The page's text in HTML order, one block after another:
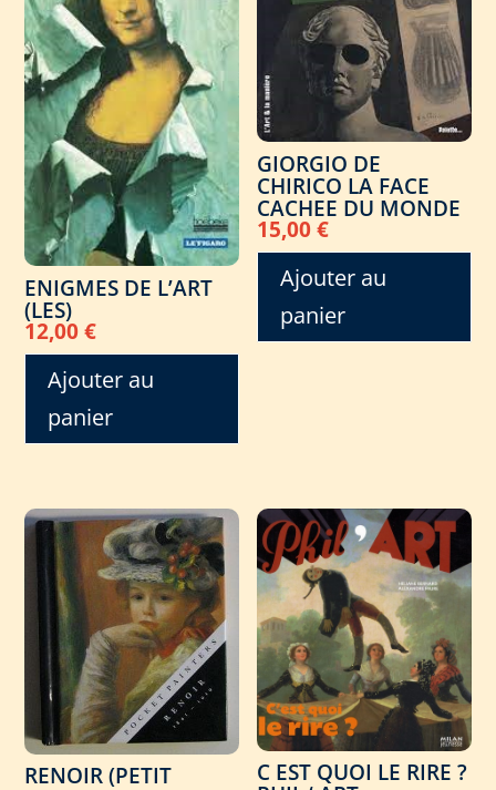
ENIGMES DE L’ART
(LES)
12,00€
Ajouter au
panier
GIORGIO DE
CHIRICO LA FACE
CACHEE DU MONDE
15,00€
Ajouter au
panier
RENOIR (PETIT C EST QUOI LE RIRE ?